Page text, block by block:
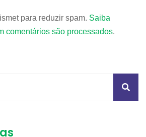
para reduzir spam. Saiba
comentários são processados.